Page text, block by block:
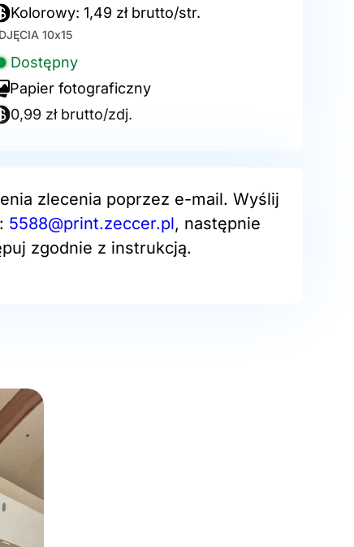
Kolorowy: 1,49 zł brutto/str.
10x15
Dostępny
Papier fotograficzny
0,99 zł brutto/zdj.
zlecenia poprzez e-mail. Wyślij
5588@print.zeccer.pl, następnie
zgodnie z instrukcją.